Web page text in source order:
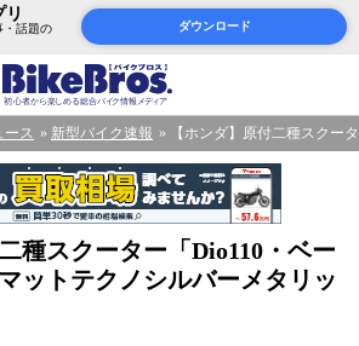
リ
・話題の
ダウンロード
ース 新型バイク速報 【ホンダ】原付二種スクー
種スクーター「Dio110・ベー
ットテクノシルバーメタリッ